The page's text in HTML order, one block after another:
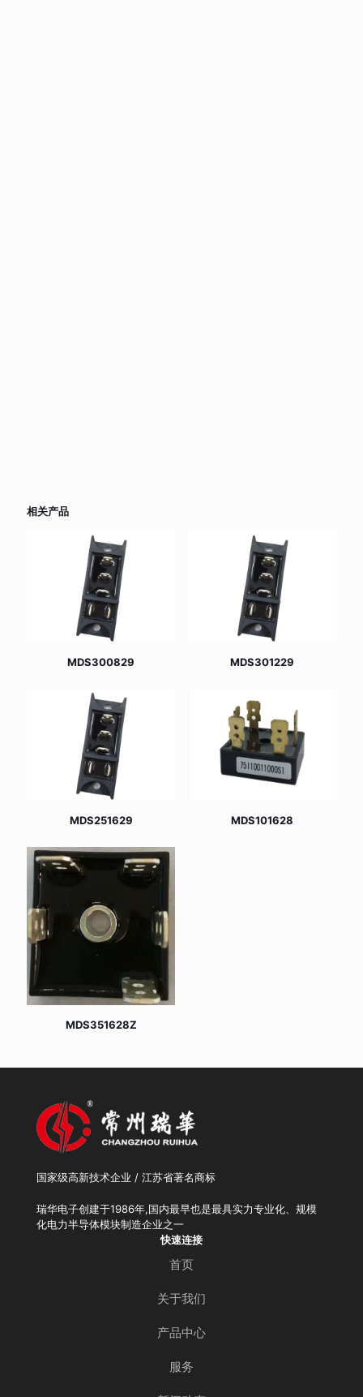
相关产品
MDS300829 MDS301229
MDS251629 MDS101628
MDS351628Z
国家级高新技术企业 / 江苏省著名商标
瑞华电子创建于1986年,国内最早也是最具实力专业化、规模
化电力半导体模块制造企业之一
快速连接
首页
关于我们
产品中心
服务